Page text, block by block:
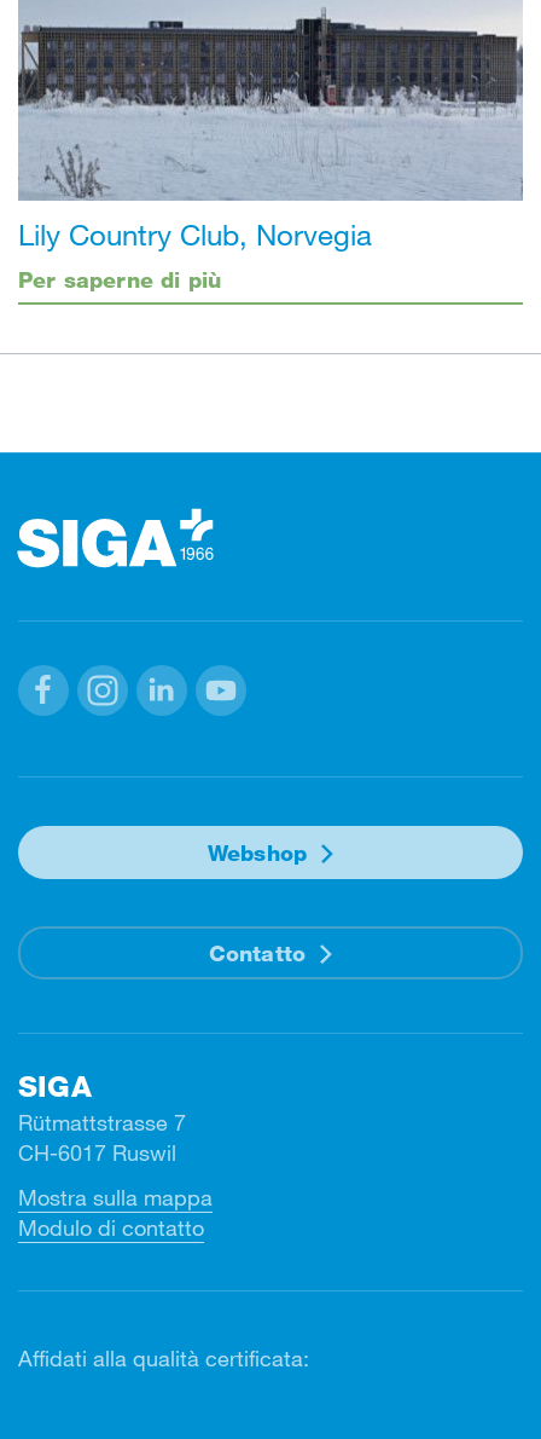
Lily Country Club, Norvegia
Per saperne di più
Webshop
Contatto
SIGA
Rütmattstrasse 7
CH-6017 Ruswil
Mostra sulla mappa
Modulo di contatto
Affidati alla qualità certificata: